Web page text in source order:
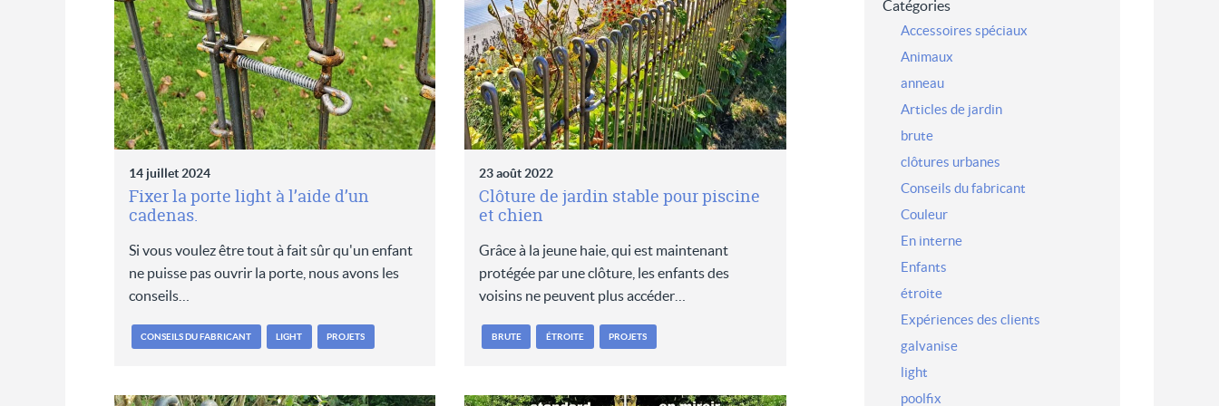
14 juillet 2024
Fixer la porte light à l’aide d’un
cadenas.
Si vous voulez être tout à fait sûr qu'un enfant
ne puisse pas ouvrir la porte, nous avons les
conseils…
CONSEILS DU FABRICANT LIGHT PROJETS
23 août 2022
Clôture de jardin stable pour piscine
et chien
Grâce à la jeune haie, qui est maintenant
protégée par une clôture, les enfants des
voisins ne peuvent plus accéder…
BRUTE ÉTROITE PROJETS
Catégories
Accessoires spéciaux
Animaux
anneau
Articles de jardin
brute
clôtures urbanes
Conseils du fabricant
Couleur
En interne
Enfants
étroite
Expériences des clients
galvanise
light
poolfix